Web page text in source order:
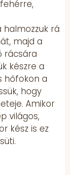
halmozzuk rá
majd a
rácsára
készre a
hőfokon a
hogy
Amikor
világos,
kész is ez